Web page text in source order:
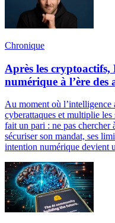
Chronique
Après les cryptoactifs,
numérique à l’ère des
Au moment où
cyberattaques et multiplie les
fait un pari : ne pas chercher
sécuriser son mandat, ses
intention numérique devient